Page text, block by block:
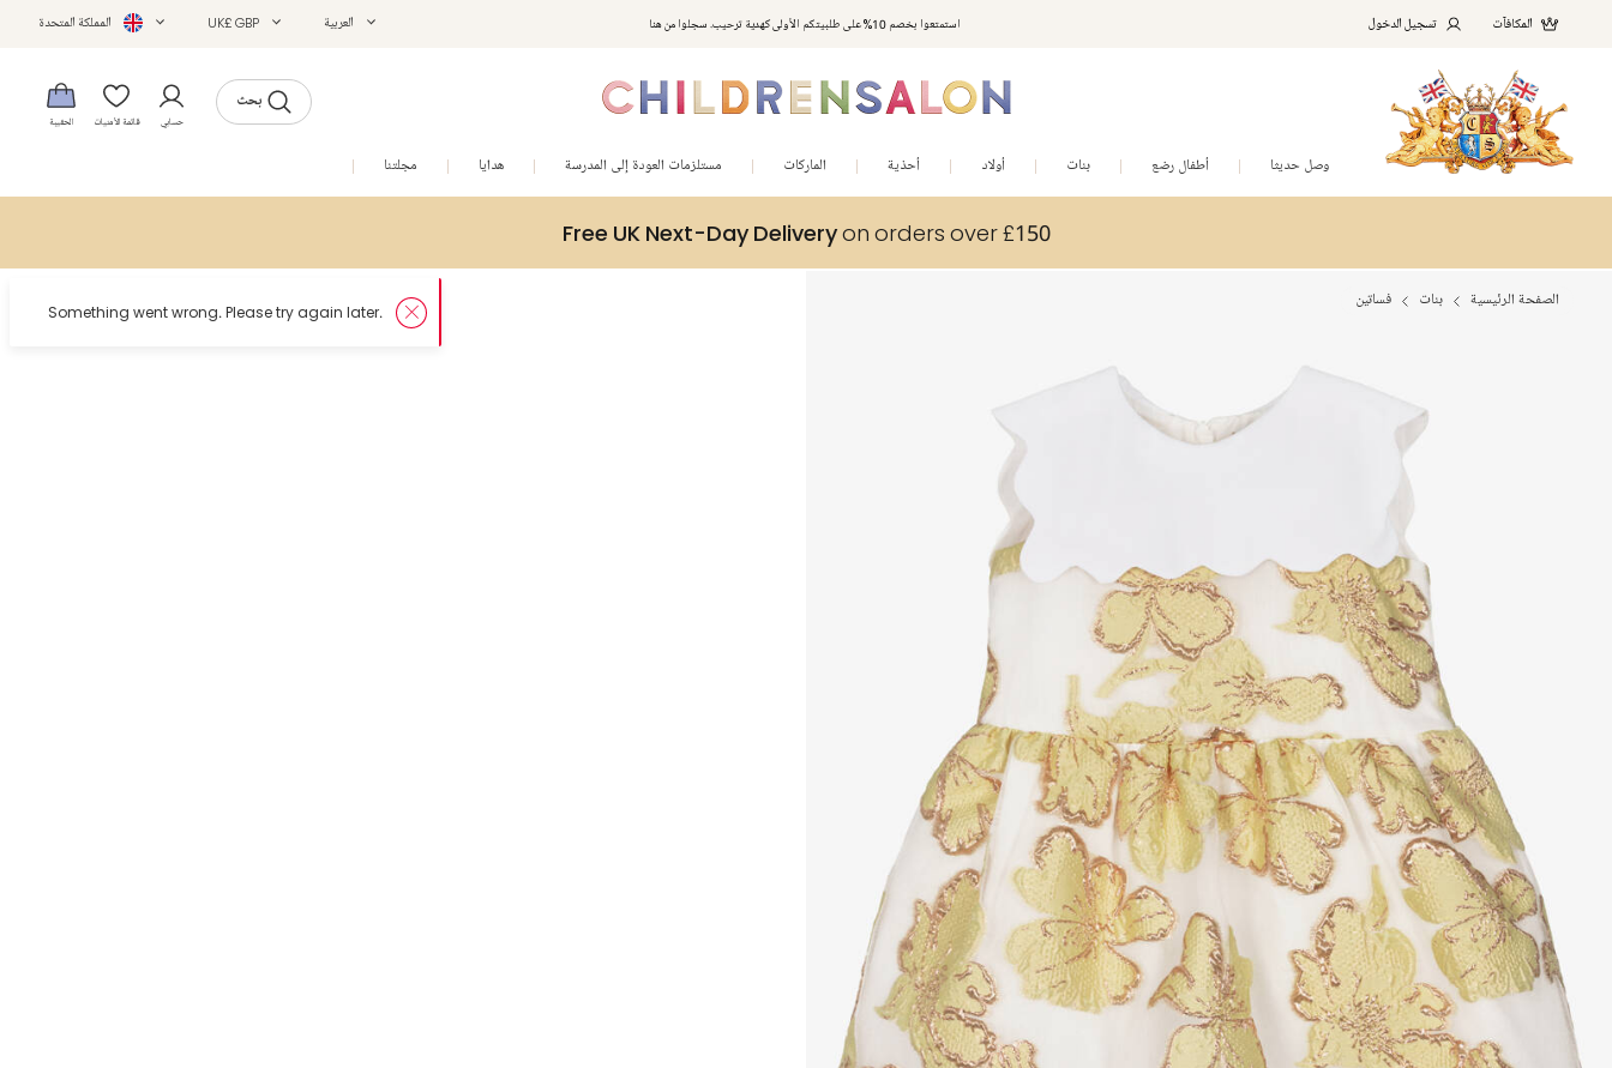
استمتعوا بخصم 10% على طلبيتكم الأولى كهدية ترحيب. سجلوا من هنا المكافآت تسجيل الدخول العربية UK£ GBP المملكة المتحدة
بحث
حسابي قائمة الأمنيات الحقيبة
وصل حديثا أطفال رضع بنات أولاد أحذية الماركات مستلزمات العودة إلى المدرسة هدايا مجلتنا
Free UK Next-Day Deliveryon orders over £150
الصفحة الرئيسية بنات فساتين